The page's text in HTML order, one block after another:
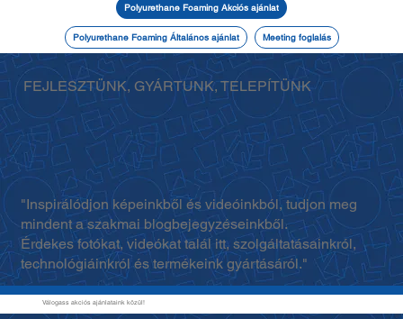
Polyurethane Foaming Akciós ajánlat
Polyurethane Foaming Általános ajánlat Meeting foglalás
Válogass akciós ajánlataink közül!
FEJLESZTÜNK, GYÁRTUNK, TELEPÍTÜNK
"Inspirálódjon képeinkből és videóinkból, tudjon meg
mindent a szakmai blogbejegyzéseinkből.
Érdekes fotókat, videókat talál itt, szolgáltatásainkról,
technológiáinkról és termékeink gyártásáról."